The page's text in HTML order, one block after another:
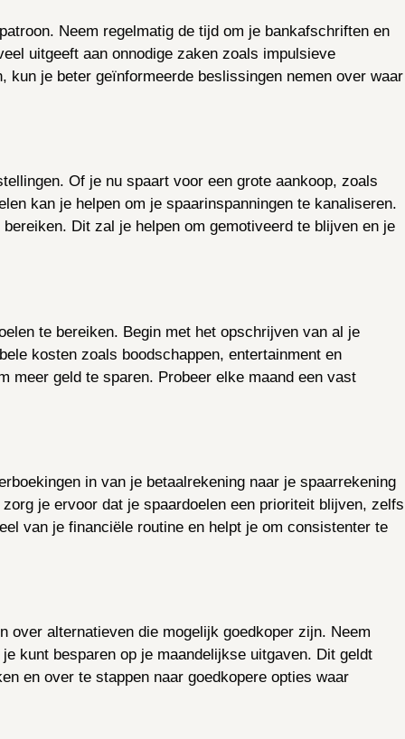
Neem regelmatig de tijd om je bankafschriften en
uitgeeft aan onnodige zaken zoals impulsieve
kun je beter geïnformeerde beslissingen nemen over waar
Of je nu spaart voor een grote aankoop, zoals
kan je helpen om je spaarinspanningen te kanaliseren.
Dit zal je helpen om gemotiveerd te blijven en je
te bereiken. Begin met het opschrijven van al je
kosten zoals boodschappen, entertainment en
meer geld te sparen. Probeer elke maand een vast
in van je betaalrekening naar je spaarrekening
je ervoor dat je spaardoelen een prioriteit blijven, zelfs
van je financiële routine en helpt je om consistenter te
over alternatieven die mogelijk goedkoper zijn. Neem
kunt besparen op je maandelijkse uitgaven. Dit geldt
en over te stappen naar goedkopere opties waar